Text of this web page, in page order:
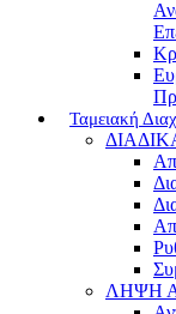
Ταμειακή
ΛΗΨΗ